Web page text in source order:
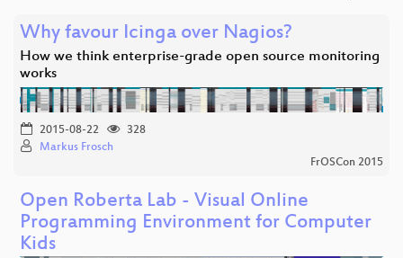
Why favour Icinga over Nagios?
How we think enterprise-grade open source monitoring
works
2015-08-22
328
Markus Frosch
FrOSCon 2015
Open Roberta Lab - Visual Online
Programming Environment for Computer
Kids